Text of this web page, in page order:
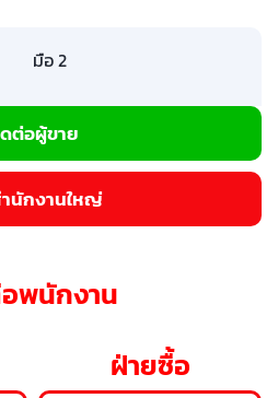
มือ 2
ต่อผู้ขาย
นักงานใหญ่
พนักงาน
ฝ่ายซื้อ